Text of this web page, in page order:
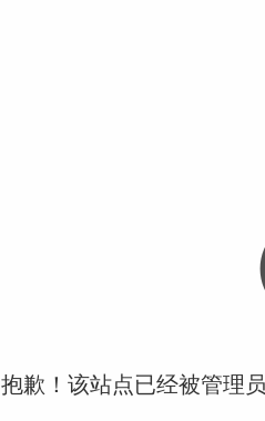
抱歉！该站点已经被管理